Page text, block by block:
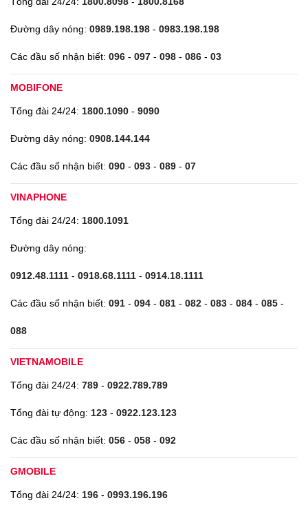
Đường dây nóng: 0989.198.198 - 0983.198.198
Các đầu số nhận biết: 096 - 097 - 098 - 086 - 03
MOBIFONE
Tổng đài 24/24: 1800.1090 - 9090
Đường dây nóng: 0908.144.144
Các đầu số nhận biết: 090 - 093 - 089 - 07
VINAPHONE
Tổng đài 24/24: 1800.1091
Đường dây nóng:
0912.48.1111 - 0918.68.1111 - 0914.18.1111
Các đầu số nhận biết: 091 - 094 - 081 - 082 - 083 - 084 - 085 -
088
VIETNAMOBILE
Tổng đài 24/24: 789 - 0922.789.789
Tổng đài tự động: 123 - 0922.123.123
Các đầu số nhận biết: 056 - 058 - 092
GMOBILE
Tổng đài 24/24: 196 - 0993.196.196